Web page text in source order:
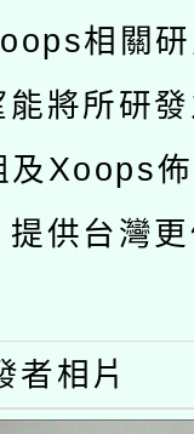
校輔導
施計畫
策研討
與發展
及學前
局辦理
實施計
北場」
範大學
中心
招生簡
功大學
-教案
前教育
疫苗接
「滿6
施，延
相關
將所研
Xoops
供台灣
者相片